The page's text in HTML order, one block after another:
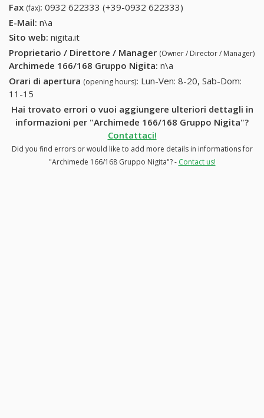
9262
Fax (fax): 0932 622333 (+39-0932 622333)
E-Mail: n\a
Sito web: nigita.it
Proprietario / Direttore / Manager (Owner / Director / Manager)
Archimede 166/168 Gruppo Nigita: n\a
Orari di apertura (opening hours): Lun-Ven: 8-20, Sab-Dom:
11-15
Hai trovato errori o vuoi aggiungere ulteriori dettagli in
informazioni per "Archimede 166/168 Gruppo Nigita"?
Contattaci!
Did you find errors or would like to add more details in informations for
"Archimede 166/168 Gruppo Nigita"? - Contact us!